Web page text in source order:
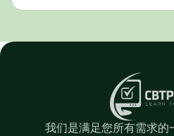
我们是满足您所有需求的